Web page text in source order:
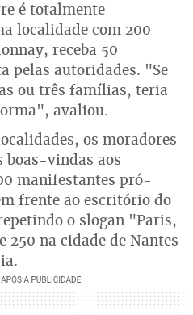
é totalmente
localidade com 200
receba 50
pelas autoridades. "Se
ou três famílias, teria
avaliou.
os moradores
boas-vindas aos
manifestantes pró-
frente ao escritório do
o slogan "Paris,
na cidade de Nantes